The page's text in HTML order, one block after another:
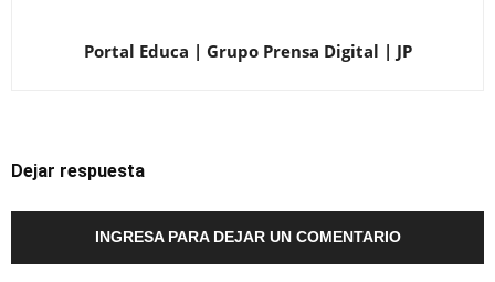
Portal Educa | Grupo Prensa Digital | JP
Dejar respuesta
INGRESA PARA DEJAR UN COMENTARIO